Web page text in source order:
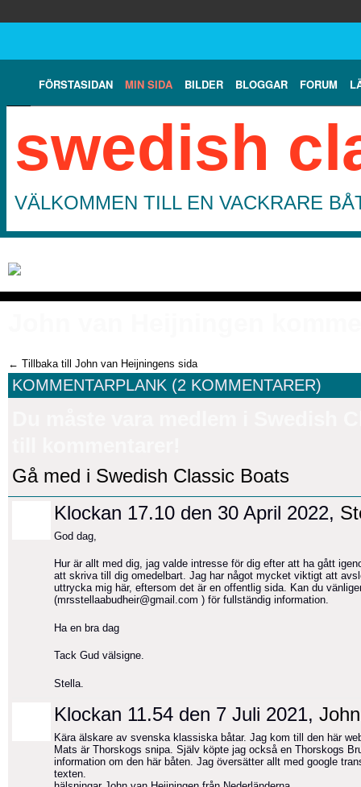
FÖRSTASIDAN MIN SIDA BILDER BLOGGAR FORUM
swedish
VÄLKOMMEN TILL EN VACKRARE
← Tillbaka till John van Heijningens sida
KOMMENTARPLANK (2 KOMMENTARER)
Gå med i Swedish Classic Boats
Klockan 17.10 den 30 April 2022,
God dag,
Hur är allt med dig, jag valde intresse för dig efter att ha gått
att skriva till dig omedelbart. Jag har något mycket viktigt att
uttrycka mig här, eftersom det är en offentlig sida. Kan du
(mrsstellaabudheir@gmail.com ) för fullständig information.
Ha en bra dag
Tack Gud välsigne.
Stella.
Klockan 11.54 den 7 Juli 2021,
Kära älskare av svenska klassiska båtar. Jag kom till den här
Mats är Thorskogs snipa. Själv köpte jag också en Thorskogs
information om den här båten. Jag översätter allt med google
texten.